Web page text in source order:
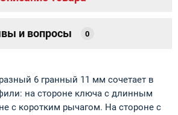
и вопросы 0
6 гранный 11 мм сочетает в
на стороне ключа с длинным
с коротким рычагом. На стороне с